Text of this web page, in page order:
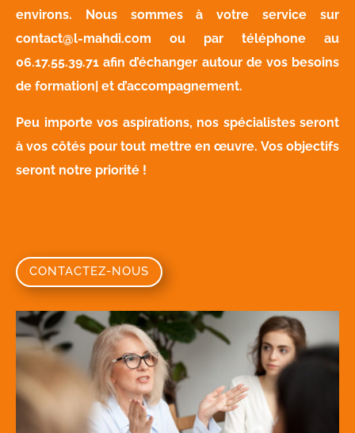
environs. Nous sommes à votre service sur
contact@l-mahdi.com ou par téléphone au
06.17.55.39.71 afin d’échanger autour de vos besoins
de formation| et d’accompagnement.
Peu importe vos aspirations, nos spécialistes seront
à vos côtés pour tout mettre en œuvre. Vos objectifs
seront notre priorité !
CONTACTEZ-NOUS